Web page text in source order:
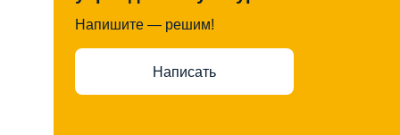
Напишите — решим!
Написать